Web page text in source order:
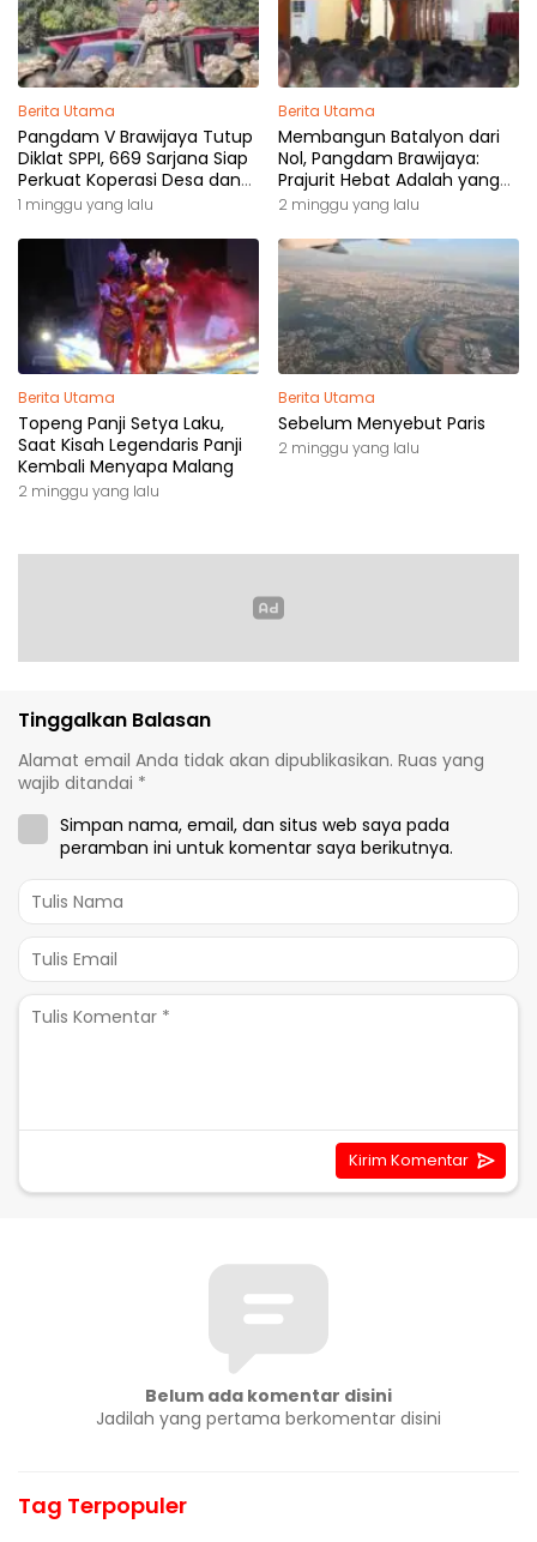
Berita Utama
Pangdam V Brawijaya Tutup
Diklat SPPI, 669 Sarjana Siap
Perkuat Koperasi Desa dan
Kampung Nelayan
1 minggu yang lalu
Berita Utama
Membangun Batalyon dari
Nol, Pangdam Brawijaya:
Prajurit Hebat Adalah yang
Dibutuhkan Rakyat
2 minggu yang lalu
Berita Utama
Topeng Panji Setya Laku,
Saat Kisah Legendaris Panji
Kembali Menyapa Malang
2 minggu yang lalu
Berita Utama
Sebelum Menyebut Paris
2 minggu yang lalu
Tinggalkan Balasan
Alamat email Anda tidak akan dipublikasikan. Ruas yang
wajib ditandai *
Simpan nama, email, dan situs web saya pada
peramban ini untuk komentar saya berikutnya.
Belum ada komentar disini
Jadilah yang pertama berkomentar disini
Tag Terpopuler